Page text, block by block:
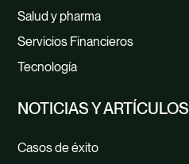
Salud y pharma
Servicios Financieros
Tecnología
NOTICIAS Y ARTÍCULOS
Casos de éxito